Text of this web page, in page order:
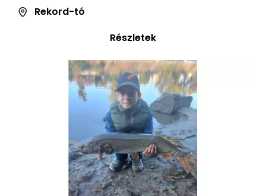
Rekord-tó
Részletek